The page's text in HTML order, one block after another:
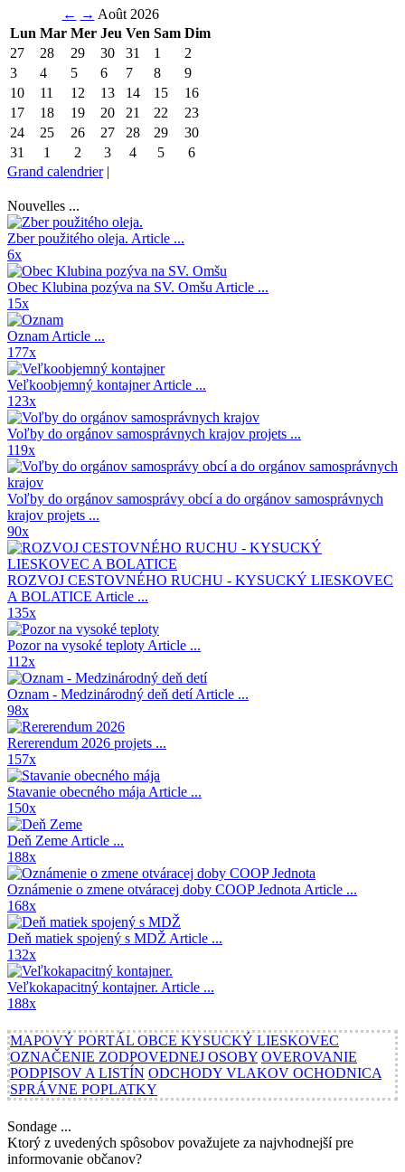
← → Août 2026
Lun Mar Mer Jeu Ven Sam Dim
27
28 29 30 31 1
2
3
4 5 6 7 8
9
10
11 12 13 14 15
16
17
18 19 20 21 22
23
24
25 26 27 28 29
30
31
1 2 3 4 5
6
Grand calendrier|
Nouvelles ...
Zber použitého oleja. Article ...
6x
Obec Klubina pozýva na SV. Omšu Article ...
15x
Oznam Article ...
177x
Veľkoobjemný kontajnerArticle ...
123x
Voľby do orgánov samosprávnych krajov projets ...
119x
Voľby do orgánov samosprávy obcí a do orgánov samosprávnych
krajov projets ...
90x
ROZVOJ CESTOVNÉHO RUCHU - KYSUCKÝ LIESKOVEC
A BOLATICE Article ...
135x
Pozor na vysoké teploty Article ...
112x
Oznam - Medzinárodný deň detíArticle ...
98x
Rererendum 2026 projets ...
157x
Stavanie obecného mája Article ...
150x
Deň Zeme Article ...
188x
Oznámenie o zmene otváracej doby COOP Jednota Article ...
168x
Deň matiek spojený s MDŽ Article ...
132x
Veľkokapacitný kontajner. Article ...
188x
MAPOVÝ PORTÁL OBCE KYSUCKÝ LIESKOVEC
OZNAČENIE ZODPOVEDNEJ OSOBY OVEROVANIE
PODPISOV A LISTÍN ODCHODY VLAKOV OCHODNICA
SPRÁVNE POPLATKY
Sondage ...
Ktorý z uvedených spôsobov považujete za najvhodnejší pre
informovanie občanov?